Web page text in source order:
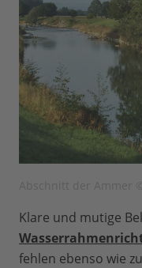
Klare und mutige
fehlen ebenso wie